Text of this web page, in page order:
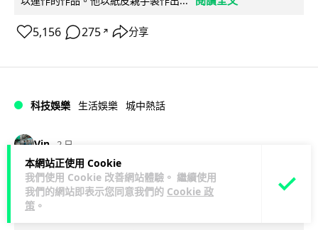
本網站正使用 Cookie
我們使用 Cookie 改善網站體驗。 繼續使用
我們的網站即表示您同意我們的 Cookie 政
策 。
5,156 275 ↗ 分享
科技娛樂 生活娛樂 城中熱話
Vin 2 日
iPhone 加速撤出中國 印度成新機主要
基地 上年組裝增至5500萬部